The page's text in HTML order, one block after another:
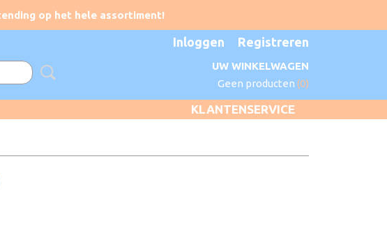
Inloggen Registreren
UW WINKELWAGEN
Geen producten (0)
KLANTENSERVICE